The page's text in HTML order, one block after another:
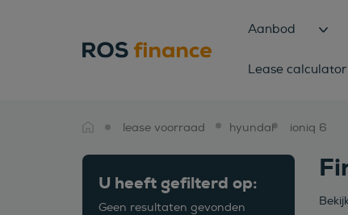
Aanbod
Lease calculator
lease voorraad hyundai ioniq 6
U heeft gefilterd op:
Geen resultaten gevonden